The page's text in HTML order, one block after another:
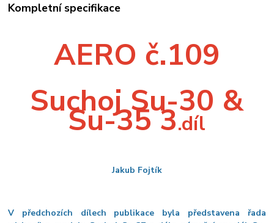
Kompletní specifikace
AERO č.109
Suchoj Su-30 &
Su-35 3.díl
Jakub Fojtík
V předchozích dílech publikace byla představena řada